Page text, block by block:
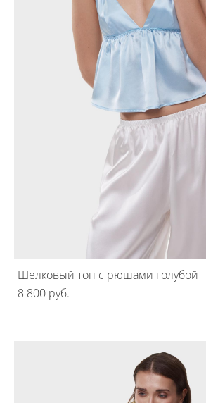
Шелковый топ с рюшами голубой
8 800 pуб.